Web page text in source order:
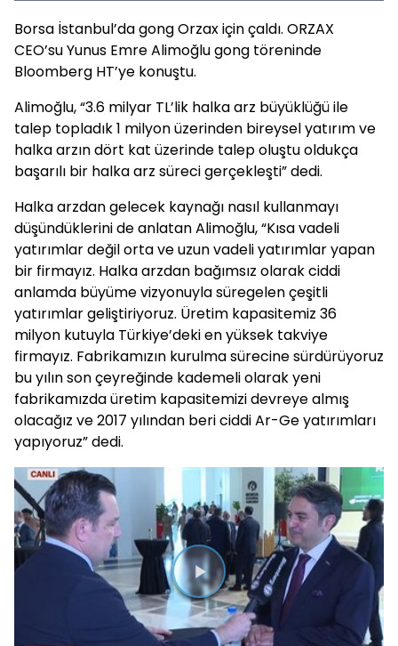
Borsa İstanbul’da gong Orzax için çaldı. ORZAX
CEO’su Yunus Emre Alimoğlu gong töreninde
Bloomberg HT’ye konuştu.
Alimoğlu, “3.6 milyar TL’lik halka arz büyüklüğü ile
talep topladık 1 milyon üzerinden bireysel yatırım ve
halka arzın dört kat üzerinde talep oluştu oldukça
başarılı bir halka arz süreci gerçekleşti” dedi.
Halka arzdan gelecek kaynağı nasıl kullanmayı
düşündüklerini de anlatan Alimoğlu, “Kısa vadeli
yatırımlar değil orta ve uzun vadeli yatırımlar yapan
bir firmayız. Halka arzdan bağımsız olarak ciddi
anlamda büyüme vizyonuyla süregelen çeşitli
yatırımlar geliştiriyoruz. Üretim kapasitemiz 36
milyon kutuyla Türkiye’deki en yüksek takviye
firmayız. Fabrikamızın kurulma sürecine sürdürüyoruz
bu yılın son çeyreğinde kademeli olarak yeni
fabrikamızda üretim kapasitemizi devreye almış
olacağız ve 2017 yılından beri ciddi Ar-Ge yatırımları
yapıyoruz” dedi.
Videoyu
Oynat